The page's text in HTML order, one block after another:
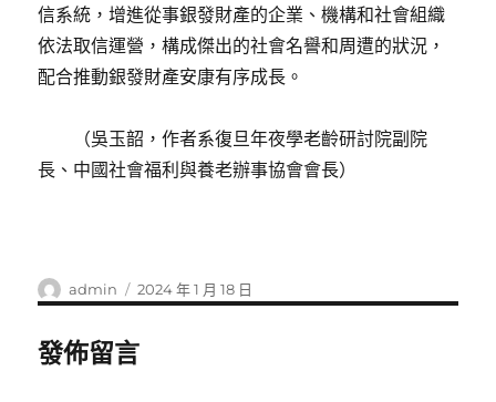
信系統，增進從事銀發財產的企業、機構和社會組織
依法取信運營，構成傑出的社會名譽和周遭的狀況，
配合推動銀發財產安康有序成長。
（吳玉韶，作者系復旦年夜學老齡研討院副院
長、中國社會福利與養老辦事協會會長）
作
者
admin
發
佈
2024 年 1 月 18 日
發佈留言